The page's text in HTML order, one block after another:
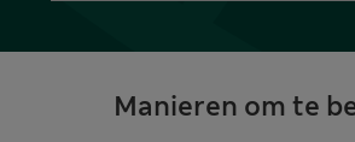
Manieren om te